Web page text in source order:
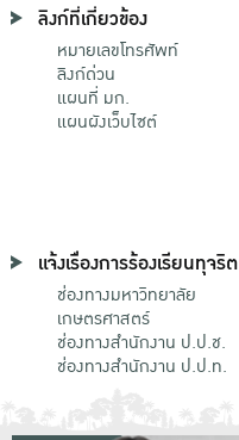
ลิงก์ที่เกี่ยวข้อง
หมายเลขโทรศัพท์
ลิงก์ด่วน
แผนที่ มก.
แผนผังเว็บไซต์
แจ้งเรื่องการร้องเรียนทุจริต
ช่องทางมหาวิทยาลัย
เกษตรศาสตร์
ช่องทางสำนักงาน ป.ป.ช.
ช่องทางสำนักงาน ป.ป.ท.